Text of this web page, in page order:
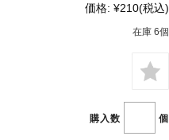
価格: ¥210(税込)
在庫 6個
購入数 個